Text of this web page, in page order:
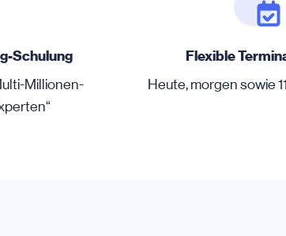
Schulung
Millionen-
Flexible
Heute, morgen sowie